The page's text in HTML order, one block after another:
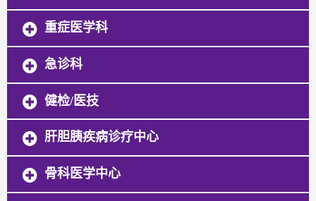
重症医学科
急诊科
健检/医技
肝胆胰疾病诊疗中心
骨科医学中心